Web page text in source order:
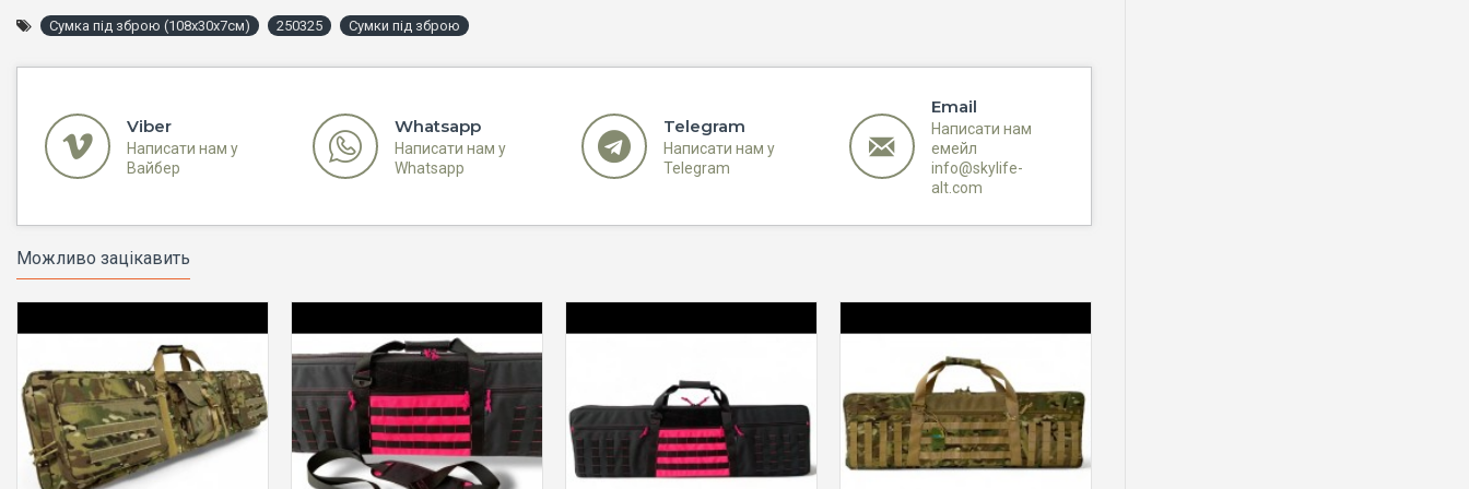
Сумка під зброю (108x30x7см) 250325 Сумки під зброю
Стропа: Поліамід (Україна)
Блискавка: MAX Zepper (Тайвань)
Пластикова фурнітура: Woojin Plastic (WJ) (Корея)
Все вищої якості.
що зробить вашу сумку унікальною
Два роки гарантіі
Viber
Написати нам у
Вайбер
Whatsapp
Написати нам у
Whatsapp
Telegram
Написати нам у
Telegram
Email
Написати нам
емейл
info@skylife-
alt.com
Можливо зацікавить